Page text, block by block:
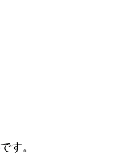
です。